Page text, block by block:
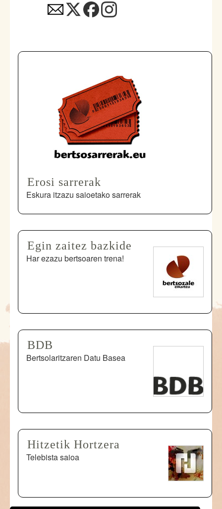
Erosi sarrerak
Eskura itzazu saioetako sarrerak
Egin zaitez bazkide
Har ezazu bertsoaren trena!
BDB
Bertsolaritzaren Datu Basea
Hitzetik Hortzera
Telebista saioa